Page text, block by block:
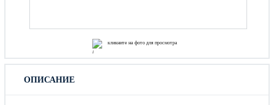
кликните на фото для просмотра
ОПИСАНИЕ